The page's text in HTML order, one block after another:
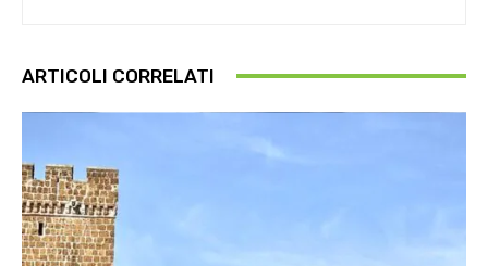
ARTICOLI CORRELATI